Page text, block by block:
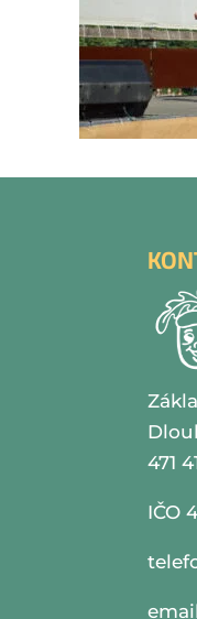
471
IČO